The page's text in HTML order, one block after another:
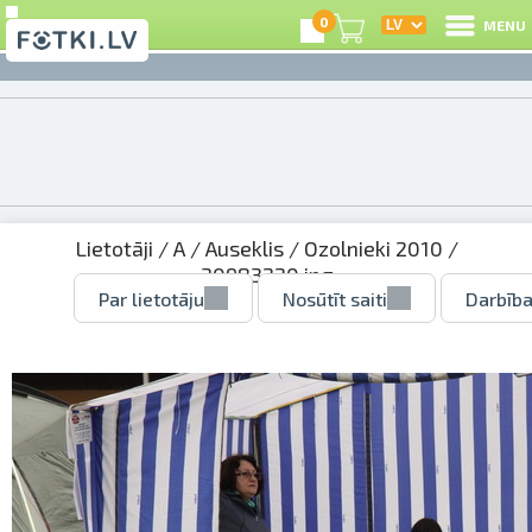
0 MENU
Lietotāji /A/Auseklis/ Ozolnieki 2010 /
30983220.jpg
Par lietotāju Nosūtīt saiti